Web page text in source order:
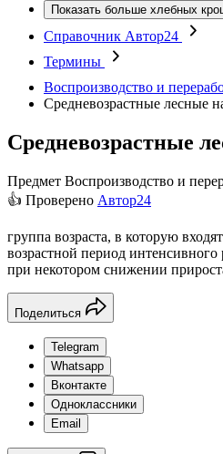
Показать больше хлебных
Справочник Автор24
Термины
Воспроизводство и
Средневозрастные лесные
Средневозрастные
Предмет Воспроизводство и
👍 Проверено Автор24
группа возраста, в которую
возрастной период интенсивного
при некотором снижении
Поделиться
Telegram
Whatsapp
Вконтакте
Одноклассники
Email